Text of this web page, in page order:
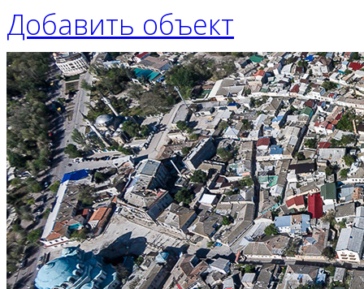
Добавить объект